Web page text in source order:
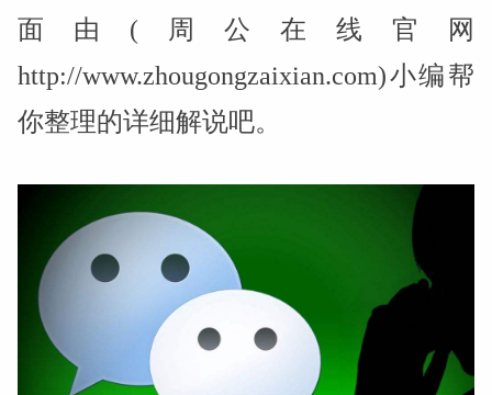
面由(周公在线官网
http://www.zhougongzaixian.com)小编帮
你整理的详细解说吧。